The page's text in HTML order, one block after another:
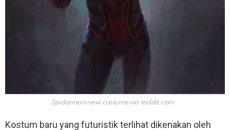
Spiderman new costume via reddit.com
Kostum baru yang futuristik terlihat dikenakan oleh